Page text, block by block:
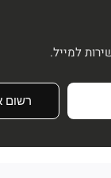
למייל.
רשום